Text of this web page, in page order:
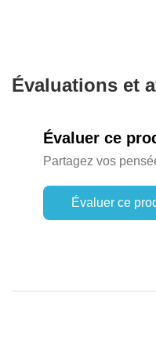
Évaluations et
Évaluer ce
Partagez vos
Évaluer ce